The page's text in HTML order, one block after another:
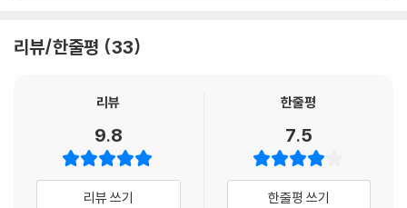
을 숨기고 이성적으로 판단한다. 뭔가를 말하고 싶을 때일수록 반대로 입
와는 다르게, 사회에서는 타인의 생각을 읽고 신뢰를 얻어 타인을 움직이
는 ‘사회적 지성’이 중요하다. 일을 잘하기 위해서는 상대방이 무엇을 원하
고 있는지를 꾸준히 생각해야 한다.
리뷰/한줄평 33
리뷰
9.8
리뷰 쓰기
한줄평
7.5
한줄평 쓰기